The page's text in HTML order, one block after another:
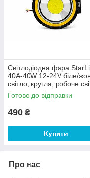
Світлодіодна фара
40A-40W 12-24V біле/
світло, кругла, робоче
Готово до відправки
490 ₴
Купити
Про нас